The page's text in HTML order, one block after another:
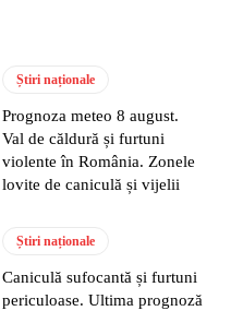
Știri naționale
Prognoza meteo 8 august.
Val de căldură și furtuni
violente în România. Zonele
lovite de caniculă și vijelii
Știri naționale
Caniculă sufocantă și furtuni
periculoase. Ultima prognoză